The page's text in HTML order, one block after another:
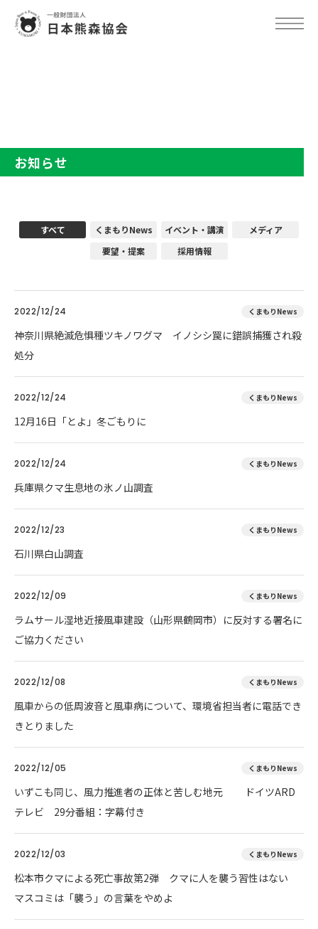
お知らせ
すべて くまもりNews イベント・講演
メディア
要望・提案
採用情報
2022/12/24 くまもりNews
神奈川県絶滅危惧種ツキノワグマ イノシシ罠に錯誤捕獲され殺
処分
2022/12/24 くまもりNews
12月16日「とよ」冬ごもりに
2022/12/24 くまもりNews
兵庫県クマ生息地の氷ノ山調査
2022/12/23 くまもりNews
石川県白山調査
2022/12/09 くまもりNews
ラムサール湿地近接風車建設（山形県鶴岡市）に反対する署名に
ご協力ください
2022/12/08 くまもりNews
風車からの低周波音と風車病について、環境省担当者に電話でき
きとりました
2022/12/05 くまもりNews
いずこも同じ、風力推進者の正体と苦しむ地元 ドイツARD
テレビ 29分番組：字幕付き
2022/12/03 くまもりNews
松本市クマによる死亡事故第2弾 クマに人を襲う習性はない
マスコミは「襲う」の言葉をやめよ